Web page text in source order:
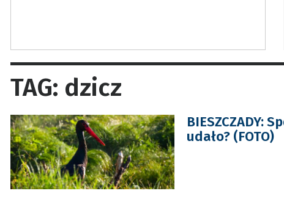
TAG: dzicz
BIESZCZADY:
udało? (FOTO)